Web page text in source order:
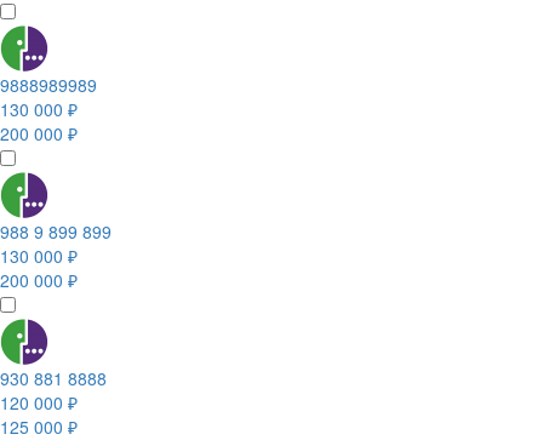
9888989989
130 000 ₽
200 000 ₽
988 9 899 899
130 000 ₽
200 000 ₽
930 881 8888
120 000 ₽
125 000 ₽